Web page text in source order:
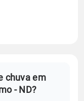
chuva em
- ND?